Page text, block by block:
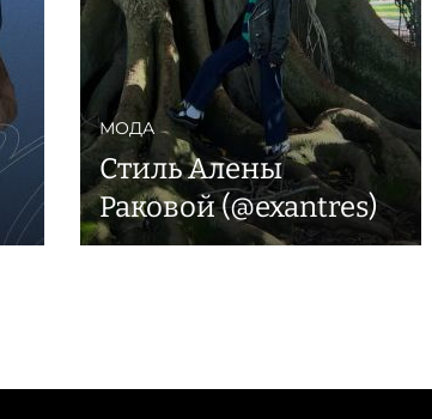
МОДА
Стиль Алены
Раковой (@exantres)